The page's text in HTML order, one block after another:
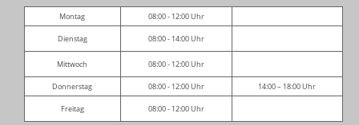
Montag 08:00 - 12:00 Uhr
Dienstag 08:00 - 14:00 Uhr
Mittwoch 08:00 - 12:00 Uhr
Donnerstag 08:00 - 12:00 Uhr 14:00 – 18:00 Uhr
Freitag 08:00 - 12:00 Uhr